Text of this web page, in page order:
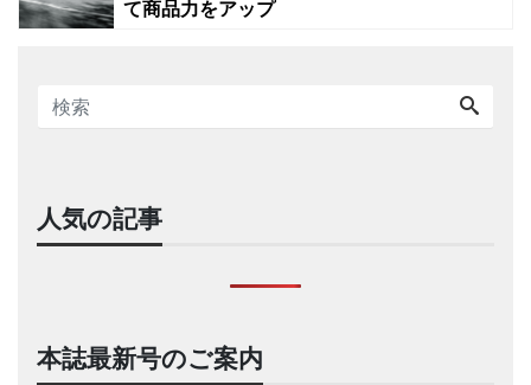
て商品力をアップ
人気の記事
本誌最新号のご案内